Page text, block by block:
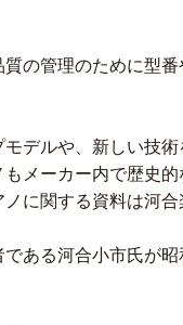
の管理のために型
デルや、新しい技
メーカー内で歴史
に関する資料は河合
ある河合小市氏が